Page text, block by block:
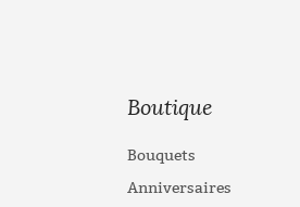
Boutique
Bouquets
Anniversaires